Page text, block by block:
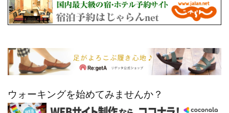
ウォーキングを始めてみませんか？